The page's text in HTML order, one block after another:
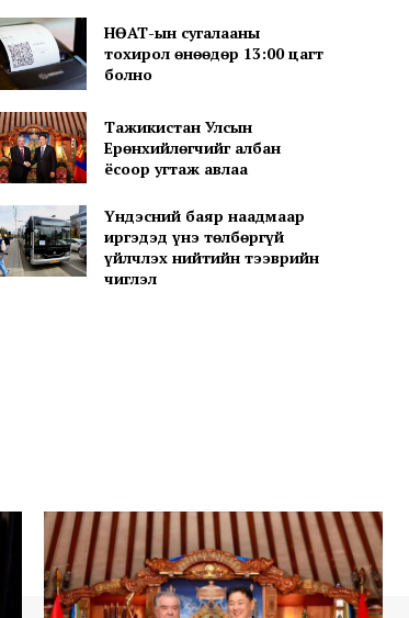
НӨАТ-ын сугалааны
тохирол өнөөдөр 13:00 цагт
болно
Тажикистан Улсын
Ерөнхийлөгчийг албан
ёсоор угтаж авлаа
Үндэсний баяр наадмаар
иргэдэд үнэ төлбөргүй
үйлчлэх нийтийн тээврийн
чиглэл